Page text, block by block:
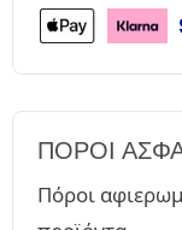
ΠΌΡΟΙ
Πόροι